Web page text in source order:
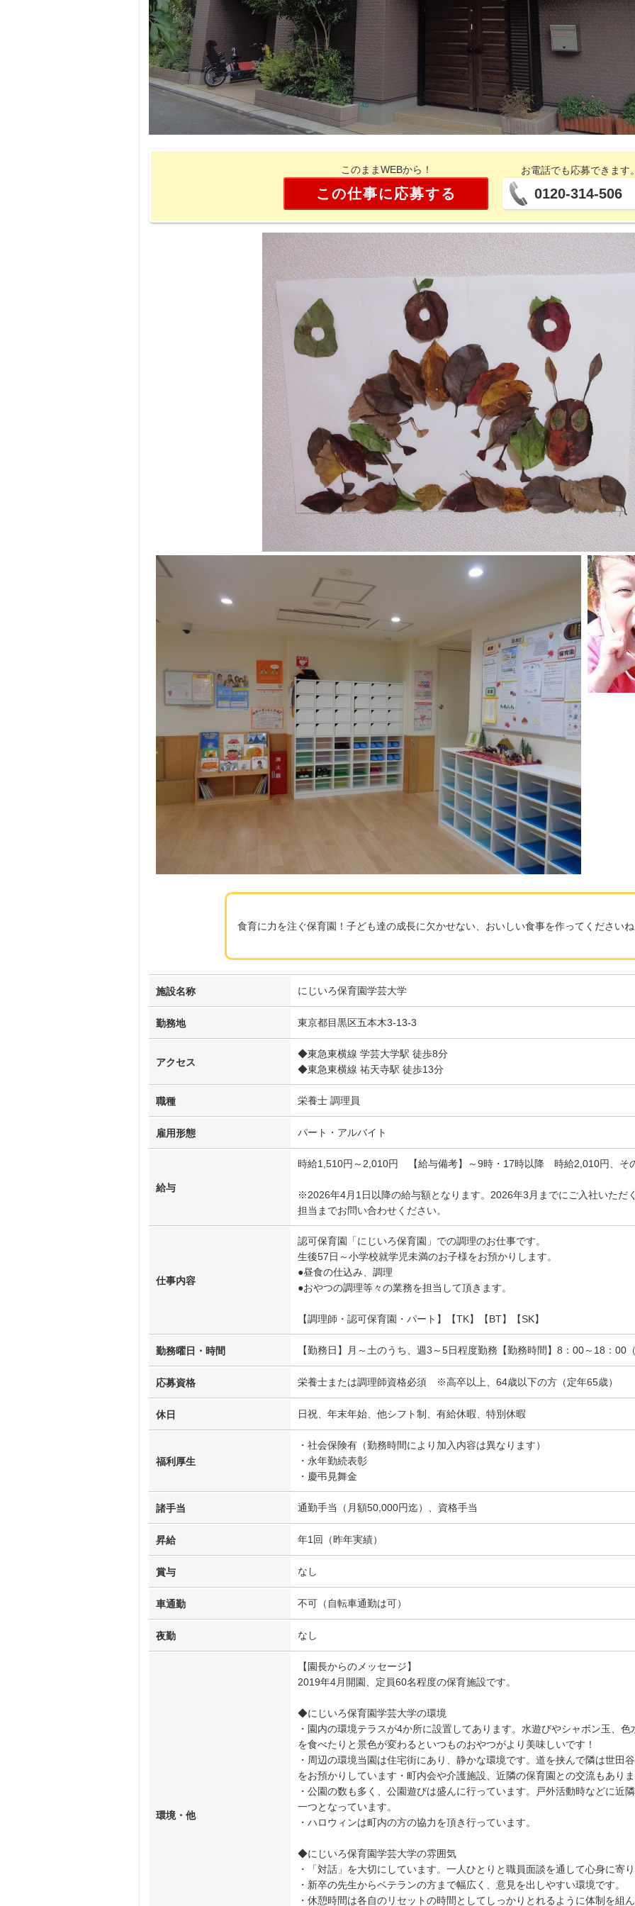
このままWEBから！
この仕事に応募する
お電話でも応募できます
0120-314-506
食育に力を注ぐ保育園！子ども達の成長に欠かせない、おいしい食事を作ってください
施設名称 にじいろ保育園学芸大学
勤務地 東京都目黒区五本木3-13-3
アクセス
◆東急東横線 学芸大学駅 徒歩8分
◆東急東横線 祐天寺駅 徒歩13分
職種 栄養士 調理員
雇用形態 パート・アルバイト
給与
時給1,510円～2,010円 【給与備考】～9時・17時以降 時給2,010円、
※2026年4月1日以降の給与額となります。2026年3月までにご入社いただ
担当までお問い合わせください。
仕事内容
認可保育園「にじいろ保育園」での調理のお仕事です。
生後57日～小学校就学児未満のお子様をお預かりします。
●昼食の仕込み、調理
●おやつの調理等々の業務を担当して頂きます。
【調理師・認可保育園・パート】【TK】【BT】【SK】
勤務曜日・時間 【勤務日】月～土のうち、週3～5日程度勤務【勤務時間】8：00～18：00
応募資格 栄養士または調理師資格必須 ※高卒以上、64歳以下の方（定年65歳）
休日 日祝、年末年始、他シフト制、有給休暇、特別休暇
福利厚生
・社会保険有（勤務時間により加入内容は異なります）
・永年勤続表彰
・慶弔見舞金
諸手当 通勤手当（月額50,000円迄）、資格手当
昇給 年1回（昨年実績）
賞与 なし
車通勤 不可（自転車通勤は可）
夜勤 なし
環境・他
【園長からのメッセージ】
2019年4月開園、定員60名程度の保育施設です。
◆にじいろ保育園学芸大学の環境
・園内の環境テラスが4か所に設置してあります。水遊びやシャボン玉、
を食べたりと景色が変わるといつものおやつがより美味しいです！
・周辺の環境当園は住宅街にあり、静かな環境です。道を挟んで隣は世田
をお預かりしています・町内会や介護施設、近隣の保育園との交流もあり
・公園の数も多く、公園遊びは盛んに行っています。戸外活動時などに近
一つとなっています。
・ハロウィンは町内の方の協力を頂き行っています。
◆にじいろ保育園学芸大学の雰囲気
・「対話」を大切にしています。一人ひとりと職員面談を通して心身に寄
・新卒の先生からベテランの方まで幅広く、意見を出しやすい環境です。
・休憩時間は各自のリセットの時間としてしっかりとれるように体制を組